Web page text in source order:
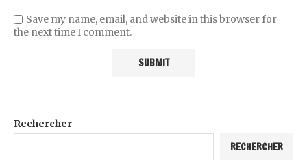
Save my name, email, and website in this browser for
the next time I comment.
Rechercher
RECHERCHER